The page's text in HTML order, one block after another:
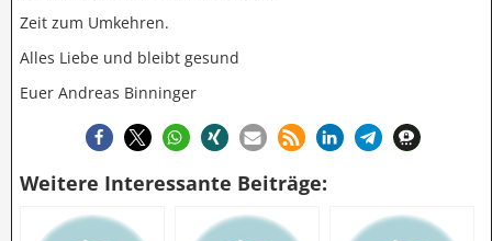
Zeit zum Umkehren.
Alles Liebe und bleibt gesund
Euer Andreas Binninger
Weitere Interessante Beiträge: